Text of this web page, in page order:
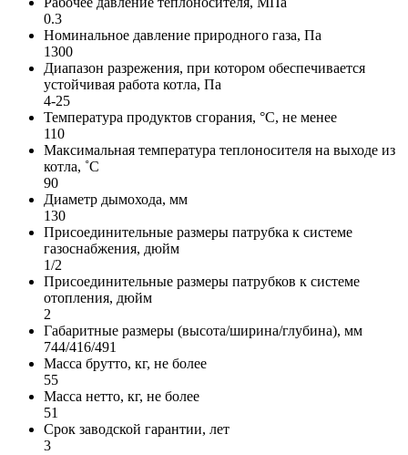
0.3
Номинальное давление природного газа, Па
1300
Диапазон разрежения, при котором обеспечивается
устойчивая работа котла, Па
4-25
Температура продуктов сгорания, °С, не менее
110
Максимальная температура теплоносителя на выходе из
котла, ˚С
90
Диаметр дымохода, мм
130
Присоединительные размеры патрубка к системе
газоснабжения, дюйм
1/2
Присоединительные размеры патрубков к системе
отопления, дюйм
2
Габаритные размеры (высота/ширина/глубина), мм
744/416/491
Масса брутто, кг, не более
55
Масса нетто, кг, не более
51
Срок заводской гарантии, лет
3